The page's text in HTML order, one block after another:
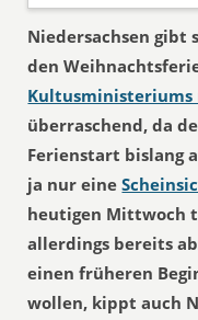
Niedersachsen gibt
den
Kultusministeriums
überraschend, da
Ferienstart bislang
ja nur eine
heutigen Mittwoch
allerdings bereits
einen früheren
wollen, kippt auch